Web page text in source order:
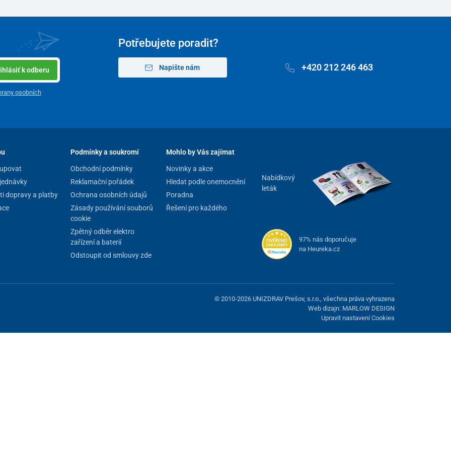
12 kg
Potřebujete poradit?
Napište nám +420 212 246 463
k odberu
osobních
dopravy a platby
Podmínky a soukromí
Obchodní podmínky
Reklamační pořádek
Ochrana osobních údajů
Zásady používání souborů
cookie
Zpětný odběr elektro
zařízení a baterií
Odstoupit od smlouvy zde
Mohlo by Vás zajímat
Novinky a akce
Hledat podle onemocnění
Poradna
Řešení pro každého
Nabídkový
leták
97% nás doporučuje
na Heureka.cz
© 2010-2026 UNIZDRAV Prešov, s.r.o., všechna práva vyhrazena
Web dizajn: MARLOW DESIGN
Upravit nastavení Cookies